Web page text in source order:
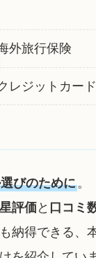
外旅行保険
レジットカード
びのために。
星評価と 口コミ
納得できる、